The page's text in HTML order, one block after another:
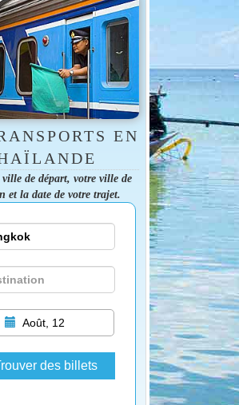
EN
ville de départ, votre ville de
et la date de votre trajet.
Août, 12
des billets